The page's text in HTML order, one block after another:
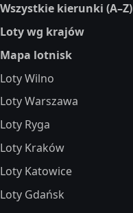
Wszystkie kierunki (A–Z)
Loty wg krajów
Mapa lotnisk
Loty Wilno
Loty Warszawa
Loty Ryga
Loty Kraków
Loty Katowice
Loty Gdańsk